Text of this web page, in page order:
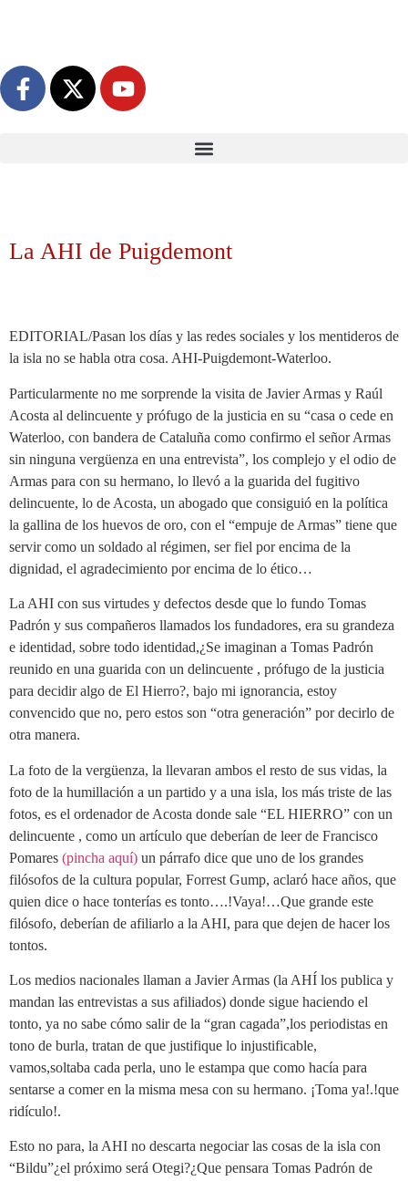
La AHI de Puigdemont
EDITORIAL/Pasan los días y las redes sociales y los mentideros de
la isla no se habla otra cosa. AHI-Puigdemont-Waterloo.
Particularmente no me sorprende la visita de Javier Armas y Raúl
Acosta al delincuente y prófugo de la justicia en su “casa o cede en
Waterloo, con bandera de Cataluña como confirmo el señor Armas
sin ninguna vergüenza en una entrevista”, los complejo y el odio de
Armas para con su hermano, lo llevó a la guarida del fugitivo
delincuente, lo de Acosta, un abogado que consiguió en la política
la gallina de los huevos de oro, con el “empuje de Armas” tiene que
servir como un soldado al régimen, ser fiel por encima de la
dignidad, el agradecimiento por encima de lo ético…
La AHI con sus virtudes y defectos desde que lo fundo Tomas
Padrón y sus compañeros llamados los fundadores, era su grandeza
e identidad, sobre todo identidad,¿Se imaginan a Tomas Padrón
reunido en una guarida con un delincuente , prófugo de la justicia
para decidir algo de El Hierro?, bajo mi ignorancia, estoy
convencido que no, pero estos son “otra generación” por decirlo de
otra manera.
La foto de la vergüenza, la llevaran ambos el resto de sus vidas, la
foto de la humillación a un partido y a una isla, los más triste de las
fotos, es el ordenador de Acosta donde sale “EL HIERRO” con un
delincuente , como un artículo que deberían de leer de Francisco
Pomares (pincha aquí) un párrafo dice que uno de los grandes
filósofos de la cultura popular, Forrest Gump, aclaró hace años, que
quien dice o hace tonterías es tonto….!Vaya!…Que grande este
filósofo, deberían de afiliarlo a la AHI, para que dejen de hacer los
tontos.
Los medios nacionales llaman a Javier Armas (la AHÍ los publica y
mandan las entrevistas a sus afiliados) donde sigue haciendo el
tonto, ya no sabe cómo salir de la “gran cagada”,los periodistas en
tono de burla, tratan de que justifique lo injustificable,
vamos,soltaba cada perla, uno le estampa que como hacía para
sentarse a comer en la misma mesa con su hermano. ¡Toma ya!.!que
ridículo!.
Esto no para, la AHI no descarta negociar las cosas de la isla con
“Bildu”¿el próximo será Otegi?¿Que pensara Tomas Padrón de